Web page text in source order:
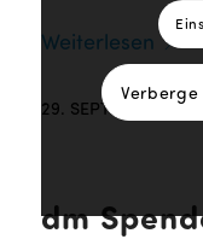
Weiterlesen
29. SEPTEMBER 2021
dm